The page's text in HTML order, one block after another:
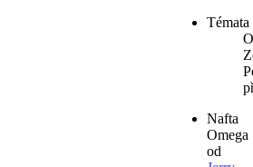
Témata
Nafta
Omega
od